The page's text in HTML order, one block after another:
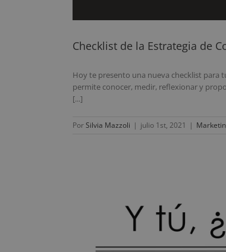
Checklist de la Estrategia de
Hoy te presento una nueva checklist para
permite conocer, medir, reflexionar y
[...]
PorSilvia Mazzoli | julio 1st, 2021 |